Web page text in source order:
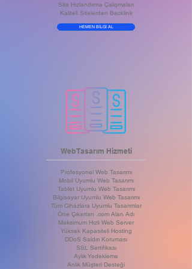
Site Hızlandırma Çalışmaları
Kaliteli Sitelerden Backlink
HEMEN BİLGİ AL
Web Tasarım Hizmeti
Profesyonel Web Tasarımı
Mobil Uyumlu Web Tasarımı
Tablet Uyumlu Web Tasarımı
Bilgisayar Uyumlu Web Tasarımı
Tüm Cihazlara Uyumlu Tasarımlar
Öne Çıkartan .com Alan Adı
Maksimum Hızlı Web Server
Yüksek Kapasiteli Hosting
DDoS Saldırı Koruması
SSL Sertifikası
Aylık Yedekleme
Anlık Müşteri Desteği